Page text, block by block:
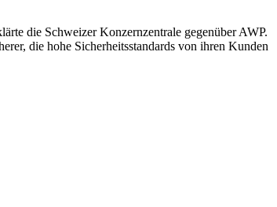
die Schweizer Konzernzentrale gegenüber AWP.
die hohe Sicherheitsstandards von ihren Kunden